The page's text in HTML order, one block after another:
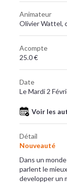
Animateur
Olivier Wattel,
Acompte
25.0 €
Date
Le Mardi 2
Voir les
Détail
Nouveauté
Dans un
parlent le
developper un